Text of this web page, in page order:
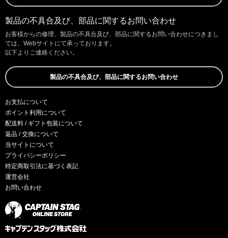
製品の不具合及び、部品に関するお問い合わせ
お客様からの修理、製品の不具合及び、部品に関するお問い合わせにつきまし
ては、Webサイトにて承っております。
以下よりご連絡ください。
製品の不具合及び、部品に関するお問い合わせ
お支払について
ポイント利用について
配送料 / ギフト包装について
返品 / 交換について
当サイトについて
プライバシーポリシー
特定商取引法に基づく表記
運営会社
お問い合わせ